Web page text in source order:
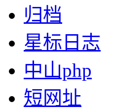
归档
星标日志
中山php
短网址